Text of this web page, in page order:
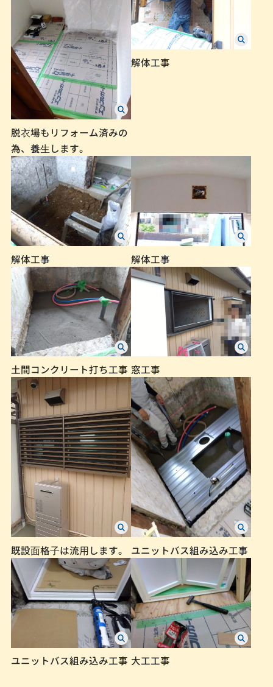
脱⾐場もリフォーム済みの
為、養⽣します。
解体工事
解体工事 解体工事
土間コンクリート打ち工事 窓工事
既設⾯格⼦は流⽤します。 ユニットバス組み込み工事
ユニットバス組み込み工事 大工工事